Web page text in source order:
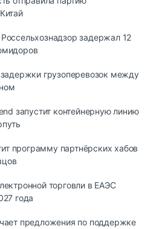
задержал 12
грузоперевозок между
запустит контейнерную линию
программу партнёрских хабов
торговли в ЕАЭС
года
предложения по поддержке